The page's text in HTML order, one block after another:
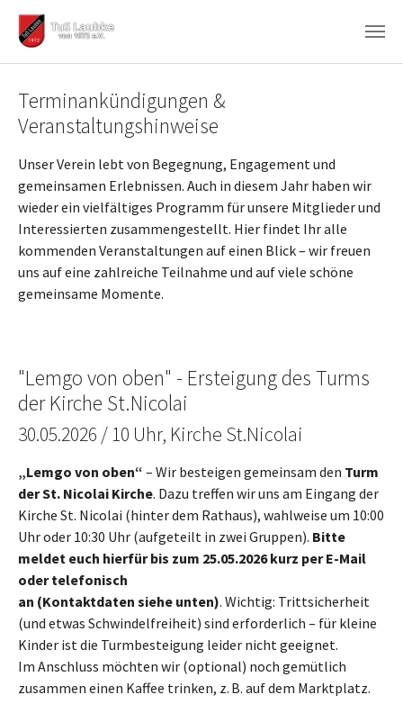
Terminankündigungen &
Veranstaltungshinweise
Unser Verein lebt von Begegnung, Engagement und
gemeinsamen Erlebnissen. Auch in diesem Jahr haben wir
wieder ein vielfältiges Programm für unsere Mitglieder und
Interessierten zusammengestellt. Hier findet Ihr alle
kommenden Veranstaltungen auf einen Blick – wir freuen
uns auf eine zahlreiche Teilnahme und auf viele schöne
gemeinsame Momente.
"Lemgo von oben" - Ersteigung des Turms
der Kirche St.Nicolai
30.05.2026 / 10 Uhr, Kirche St.Nicolai
„Lemgo von oben“ – Wir besteigen gemeinsam den Turm
der St. Nicolai Kirche. Dazu treffen wir uns am Eingang der
Kirche St. Nicolai (hinter dem Rathaus), wahlweise um 10:00
Uhr oder 10:30 Uhr (aufgeteilt in zwei Gruppen). Bitte
meldet euch hierfür bis zum 25.05.2026 kurz per E-Mail
oder telefonisch
an (Kontaktdaten siehe unten). Wichtig: Trittsicherheit
(und etwas Schwindelfreiheit) sind erforderlich – für kleine
Kinder ist die Turmbesteigung leider nicht geeignet.
Im Anschluss möchten wir (optional) noch gemütlich
zusammen einen Kaffee trinken, z. B. auf dem Marktplatz.